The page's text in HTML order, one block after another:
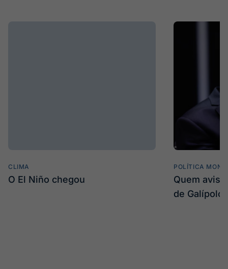
CLIMA
O El Niño chegou
POLÍTICA
Quem
de Galípolo